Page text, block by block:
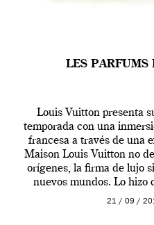
LES PARFUMS
Louis Vuitton presenta
temporada con una
francesa a través de una
Maison Louis Vuitton no
orígenes, la firma de lujo
nuevos mundos. Lo hizo
21 / 09 /